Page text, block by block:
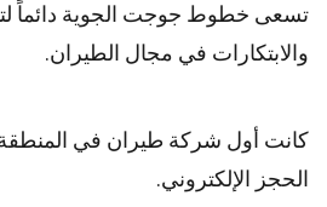
تسعى خطوط جوجت الجوية دائماً
والابتكارات في مجال الطيران.
كانت أول شركة طيران في
الحجز الإلكتروني.